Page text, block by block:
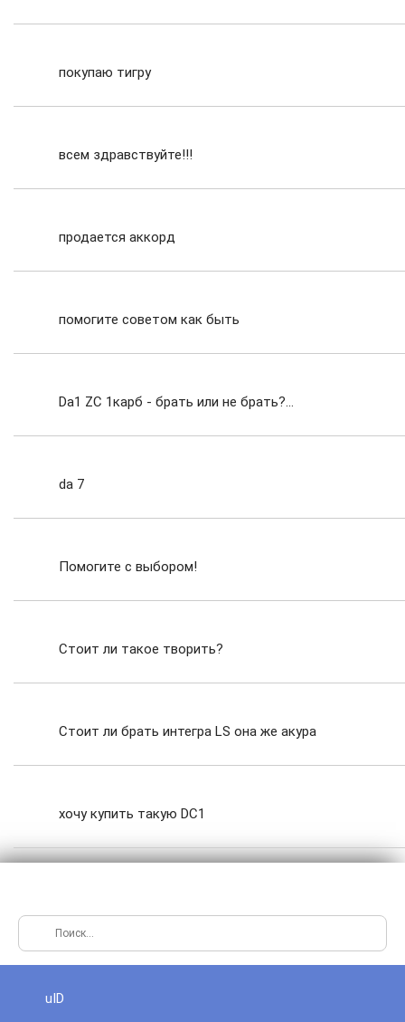
покупаю тигру
всем здравствуйте!!!
продается аккорд
помогите советом как быть
Da1 ZC 1карб - брать или не брать?...
da 7
Помогите с выбором!
Стоит ли такое творить?
Стоит ли брать интегра LS она же акура
хочу купить такую DC1
uID